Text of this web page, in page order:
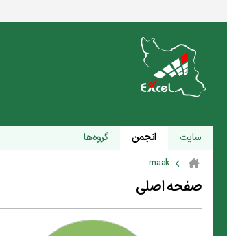
سایت انجمن گروه‌ها
maak
صفحه اصلی